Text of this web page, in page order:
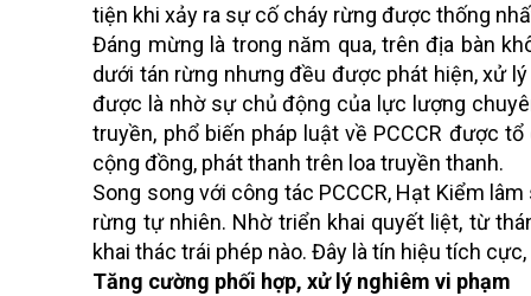
tiện khi xảy ra sự cố cháy rừng được thống
Đáng mừng là trong năm qua, trên địa bàn
dưới tán rừng nhưng đều được phát hiện, xử
được là nhờ sự chủ động của lực lượng
truyền, phổ biến pháp luật về PCCCR được
cộng đồng, phát thanh trên loa truyền thanh.
Song song với công tác PCCCR, Hạt Kiểm
rừng tự nhiên. Nhờ triển khai quyết liệt, từ
khai thác trái phép nào. Đây là tín hiệu tích
Tăng cường phối hợp, xử lý nghiêm vi phạm